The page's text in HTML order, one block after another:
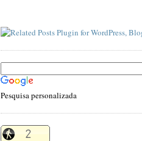
Pesquisa personalizada